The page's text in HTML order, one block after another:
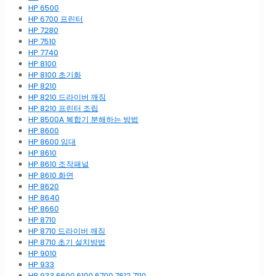
HP 6500
HP 6700 프린터
HP 7280
HP 7510
HP 7740
HP 8100
HP 8100 초기화
HP 8210
HP 8210 드라이버 깨짐
HP 8210 프린터 조립
HP 8500A 복합기 분해하는 방법
HP 8600
HP 8600 임대
HP 8610
HP 8610 조작패널
HP 8610 화면
HP 8620
HP 8640
HP 8660
HP 8710
HP 8710 드라이버 깨짐
HP 8710 초기 설치방법
HP 9010
HP 933